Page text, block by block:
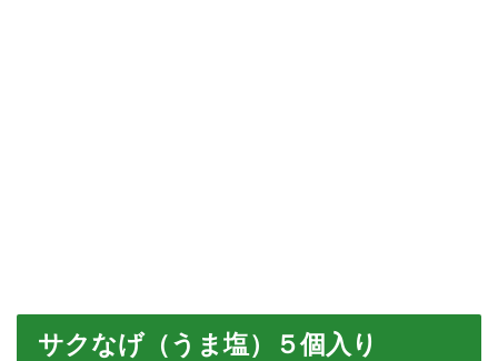
サクなげ（うま塩）５個入り